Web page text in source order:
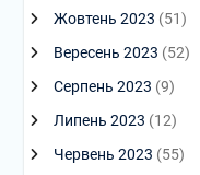
Жовтень 2023 (51)
Вересень 2023 (52)
Серпень 2023 (9)
Липень 2023 (12)
Червень 2023 (55)